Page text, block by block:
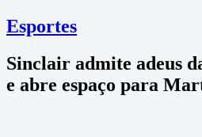
Esportes
Sinclair admite adeus
e abre espaço para